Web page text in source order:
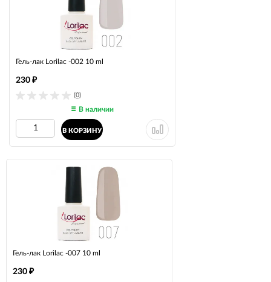
Гель-лак Lorilac -002 10 ml
(0)
230 ₽
В наличии
В КОРЗИНУ
Гель-лак Lorilac -007 10 ml
230 ₽